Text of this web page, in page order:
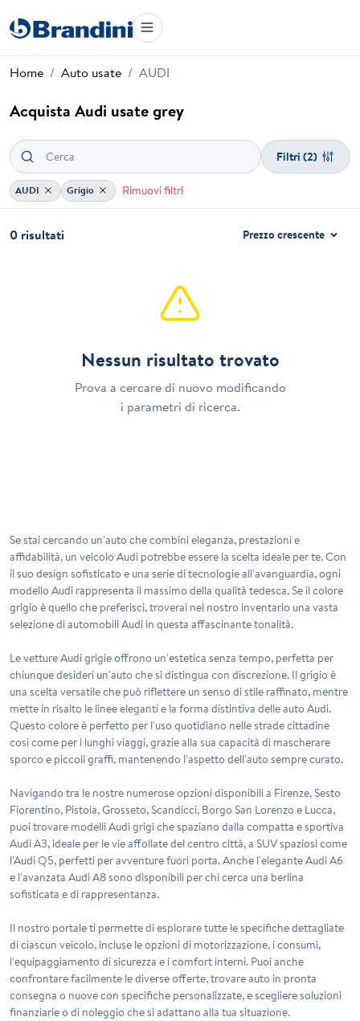
Home Auto usate AUDI
Acquista Audi usate grey
Filtri (2)
AUDI Grigio Rimuovi filtri
0 risultati Prezzo crescente
Nessun risultato trovato
Prova a cercare di nuovo modificando
i parametri di ricerca.
Se stai cercando un'auto che combini eleganza, prestazioni e
affidabilità, un veicolo Audi potrebbe essere la scelta ideale per te. Con
il suo design sofisticato e una serie di tecnologie all'avanguardia, ogni
modello Audi rappresenta il massimo della qualità tedesca. Se il colore
grigio è quello che preferisci, troverai nel nostro inventario una vasta
selezione di automobili Audi in questa affascinante tonalità.
Le vetture Audi grigie offrono un'estetica senza tempo, perfetta per
chiunque desideri un'auto che si distingua con discrezione. Il grigio è
una scelta versatile che può riflettere un senso di stile raffinato, mentre
mette in risalto le linee eleganti e la forma distintiva delle auto Audi.
Questo colore è perfetto per l'uso quotidiano nelle strade cittadine
così come per i lunghi viaggi, grazie alla sua capacità di mascherare
sporco e piccoli graffi, mantenendo l'aspetto dell'auto sempre curato.
Navigando tra le nostre numerose opzioni disponibili a Firenze, Sesto
Fiorentino, Pistoia, Grosseto, Scandicci, Borgo San Lorenzo e Lucca,
puoi trovare modelli Audi grigi che spaziano dalla compatta e sportiva
Audi A3, ideale per le vie affollate del centro città, a SUV spaziosi come
l'Audi Q5, perfetti per avventure fuori porta. Anche l'elegante Audi A6
e l'avanzata Audi A8 sono disponibili per chi cerca una berlina
sofisticata e di rappresentanza.
Il nostro portale ti permette di esplorare tutte le specifiche dettagliate
di ciascun veicolo, incluse le opzioni di motorizzazione, i consumi,
l'equipaggiamento di sicurezza e i comfort interni. Puoi anche
confrontare facilmente le diverse offerte, trovare auto in pronta
consegna o nuove con specifiche personalizzate, e scegliere soluzioni
finanziarie o di noleggio che si adattano alla tua situazione.